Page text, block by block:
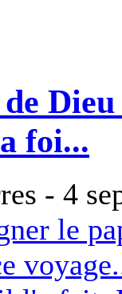
foi...
- 4
le